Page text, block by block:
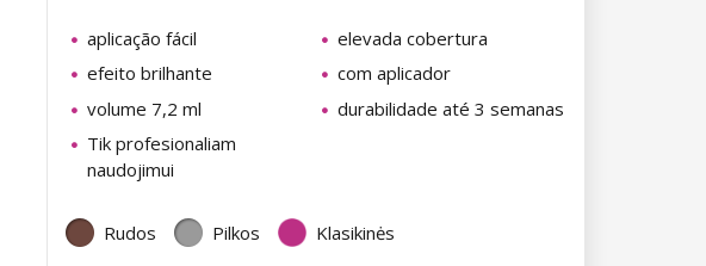
aplicação fácil
elevada cobertura
efeito brilhante
com aplicador
volume 7,2 ml
durabilidade até 3 semanas
Tik profesionaliam
naudojimui
Rudos Pilkos Klasikinės